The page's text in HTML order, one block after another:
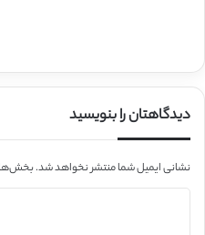
دیدگاهتان را بنویسید
نشانی ایمیل شما منتشر نخواهد شد.